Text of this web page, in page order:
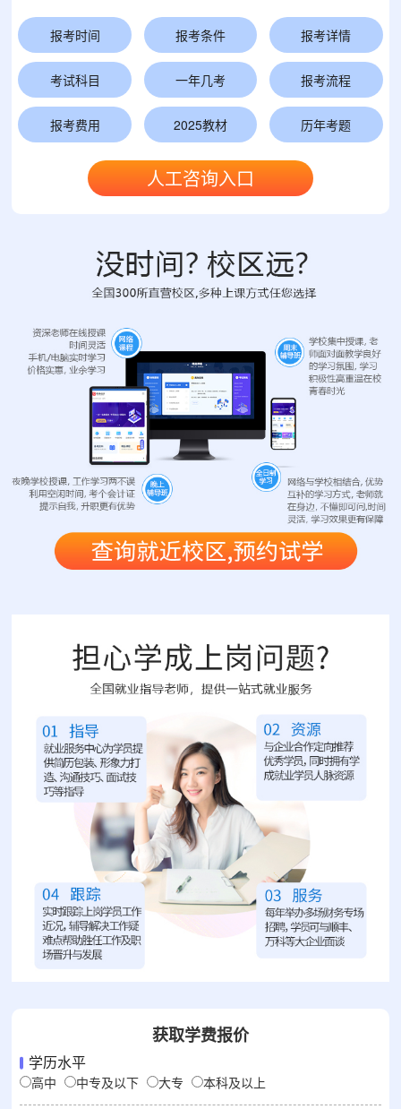
报考时间 报考条件 报考详情
考试科目 一年几考 报考流程
报考费用 2025教材 历年考题
人工咨询入口
获取学费报价
学历水平
高中 中专及以下 大专 本科及以上